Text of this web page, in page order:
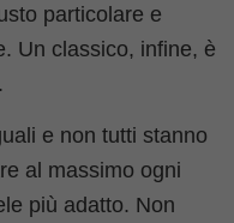
particolare e
Un classico, infine, è
e non tutti stanno
al massimo ogni
più adatto. Non